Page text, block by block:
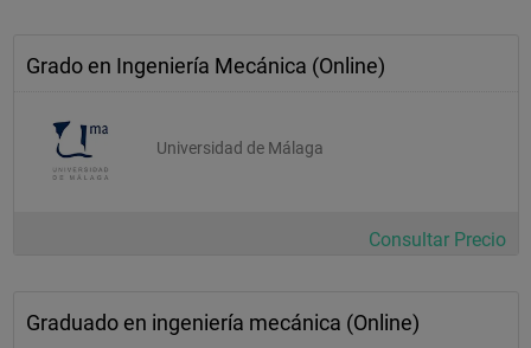
ingeniería
fluidomecánica
Grado en Ingeniería Mecánica (Online)
Universidad de Málaga
Consultar Precio
Graduado en ingeniería mecánica (Online)